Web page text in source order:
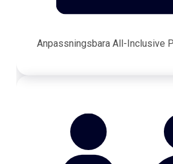
Anpassningsbara All-Inclusive